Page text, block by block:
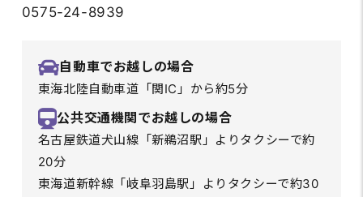
0575-24-8939
自動車でお越しの場合
東海北陸自動車道「関IC」から約5分
公共交通機関でお越しの場合
名古屋鉄道犬山線「新鵜沼駅」よりタクシーで約
20分
東海道新幹線「岐阜羽島駅」よりタクシーで約30